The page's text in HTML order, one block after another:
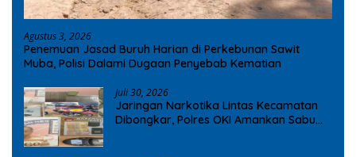
Agustus 3, 2026
Penemuan Jasad Buruh Harian di Perkebunan Sawit
Muba, Polisi Dalami Dugaan Penyebab Kematian
Juli 30, 2026
Jaringan Narkotika Lintas Kecamatan
Dibongkar, Polres OKI Amankan Sabu